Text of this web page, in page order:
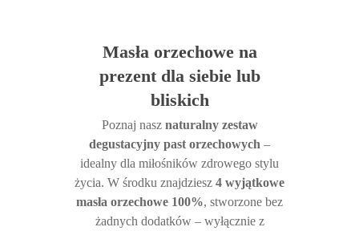
Masła orzechowe na
prezent dla siebie lub
bliskich
Poznaj nasz naturalny zestaw
degustacyjny past orzechowych –
idealny dla miłośników zdrowego stylu
życia. W środku znajdziesz 4 wyjątkowe
masła orzechowe 100%, stworzone bez
żadnych dodatków – wyłącznie z